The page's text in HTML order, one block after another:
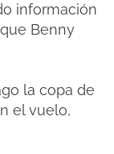
información
Benny
la copa de
el vuelo,